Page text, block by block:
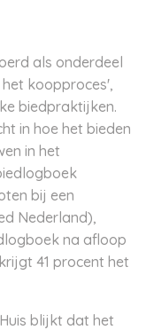
als onderdeel
koopproces',
biedpraktijken.
in hoe het bieden
in het
bij een
Nederland),
na afloop
41 procent het
blijkt dat het